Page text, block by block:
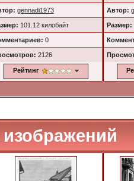
gennadi1973
101.12 килобайт
0
2126
Рейтинг
Автор:
Размер: